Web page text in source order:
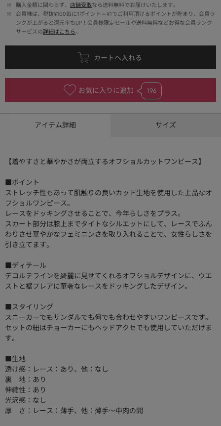
※
購入金額に関わらず、 店舗受取なら送料無料でお届けいたします。
※
会員様は、税抜¥100毎に1ポイント＝¥1でご利用頂けるポイントが貯まり、会員ラ
ンクが上がると還元率もUP！会員様限定セールや送料無料などお得な会員ランク
サービスの詳細はこちら。
お気に入りに追加 196
アイテム詳細 サイズ
【着やすさと華やかさが両立するオフショルカットワンピース】
■ポイント
ストレッチ性もあって肌触りの良いカット生地を使用した上品なオ
フショルワンピース。
レースをドッキングさせることで、今年らしさをプラス。
スカート部分は膝上までタイトなシルエットにして、レースでふん
わりさせ華やかなフェミニンさを取り入れることで、女性らしさを
引き立てます。
■ディテール
デコルテラインを綺麗に見せてくれるオフショルデザインに、ウエ
ストと裾フレアに華奢なレースをドッキングしたデザイン。
■スタイリング
スニーカーでもサンダルでも何でも合わせやすいワンピースです。
セットの紐はチョーカーにもヘッドアクセでも使用していただけま
す。
■生地
透け感：レース：あり、他：なし
裏 地：あり
伸縮性：あり
光沢感：なし
厚 さ：レース：薄手、他：薄手～中肉の間